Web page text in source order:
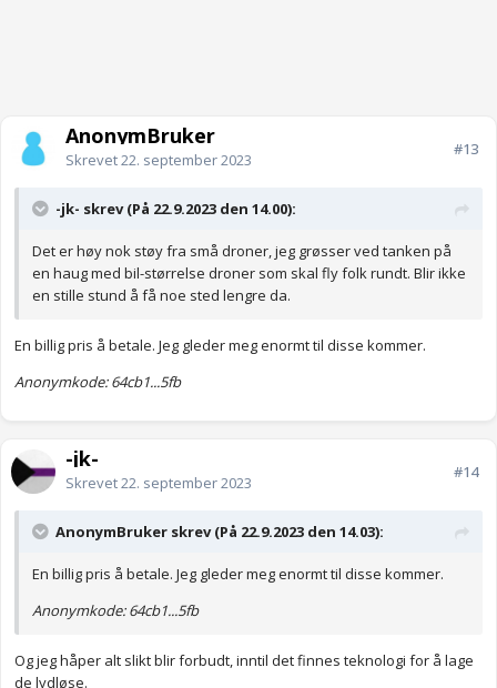
AnonymBruker
Skrevet22. september 2023
#13
-jk- skrev (På 22.9.2023 den 14.00):
Det er høy nok støy fra små droner, jeg grøsser ved tanken på
en haug med bil-størrelse droner som skal fly folk rundt. Blir ikke
en stille stund å få noe sted lengre da.
En billig pris å betale. Jeg gleder meg enormt til disse kommer.
Anonymkode: 64cb1...5fb
-jk-
Skrevet22. september 2023
#14
AnonymBruker skrev (På 22.9.2023 den 14.03):
En billig pris å betale. Jeg gleder meg enormt til disse kommer.
Anonymkode: 64cb1...5fb
Og jeg håper alt slikt blir forbudt, inntil det finnes teknologi for å lage
de lydløse.